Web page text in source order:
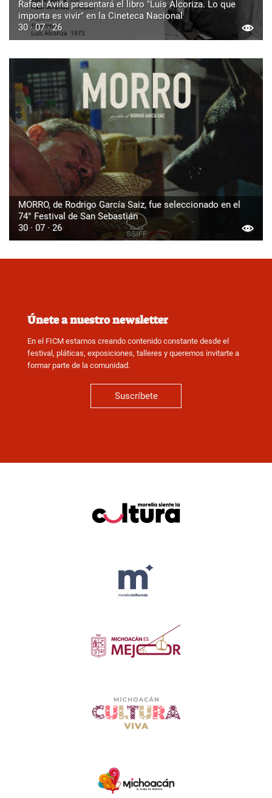
Rafael Aviña presentará el libro "Luis Alcoriza. Lo que
importa es vivir" en la Cineteca Nacional
30 · 07 · 26
MORRO, de Rodrigo García Saiz, fue seleccionado en el
74° Festival de San Sebastián
30 · 07 · 26
Únete a nuestro newsletter
En el FICM estamos creando contenido constante desde el
festival, pláticas, exposiciones, talleres y queremos invitarte a
formar parte de la comunidad.
Suscríbete